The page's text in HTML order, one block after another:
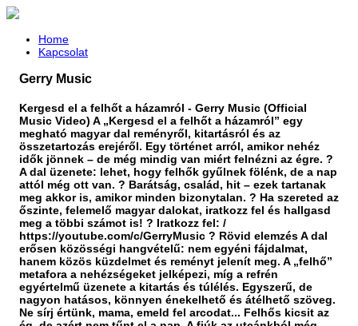
Home
Kapcsolat
Gerry Music
Kergesd el a felhőt a házamról - Gerry Music (Official
Music Video) A „Kergesd el a felhőt a házamról” egy
megható magyar dal reményről, kitartásról és az
összetartozás erejéről. Egy történet arról, amikor nehéz
idők jönnek – de még mindig van miért felnézni az égre. ?️
A dal üzenete: lehet, hogy felhők gyűlnek fölénk, de a nap
attól még ott van. ? Barátság, család, hit – ezek tartanak
meg akkor is, amikor minden bizonytalan. ? Ha szereted az
őszinte, felemelő magyar dalokat, iratkozz fel és hallgasd
meg a többi számot is! ? Iratkozz fel: /
https://youtube.com/c/GerryMusic ? Rövid elemzés A dal
erősen közösségi hangvételű: nem egyéni fájdalmat,
hanem közös küzdelmet és reményt jelenít meg. A „felhő”
metafora a nehézségeket jelképezi, míg a refrén
egyértelmű üzenete a kitartás és túlélés. Egyszerű, de
nagyon hatásos, könnyen énekelhető és átélhető szöveg.
Ne sírj értünk, mama, emeld fel arcodat... Felhős kicsit az